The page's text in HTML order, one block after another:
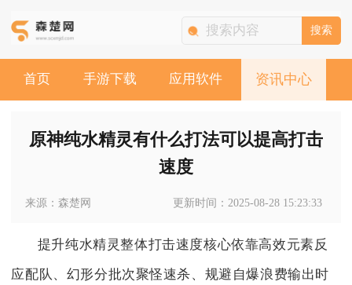
搜索
首页 手游下载 应用软件 资讯中心
原神纯水精灵有什么打法可以提高打击
速度
来源：森楚网 更新时间：2025-08-28 15:23:33
提升纯水精灵整体打击速度核心依靠高效元素反
应配队、幻形分批次聚怪速杀、规避自爆浪费输出时